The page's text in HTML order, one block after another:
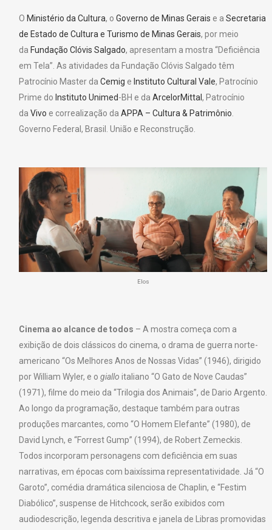
O Ministério da Cultura, o Governo de Minas Gerais e a Secretaria
de Estado de Cultura e Turismo de Minas Gerais, por meio
da Fundação Clóvis Salgado, apresentam a mostra “Deficiência
em Tela”. As atividades da Fundação Clóvis Salgado têm
Patrocínio Master da Cemig e Instituto Cultural Vale, Patrocínio
Prime do Instituto Unimed-BH e da ArcelorMittal , Patrocínio
da Vivo e correalização da APPA – Cultura & Patrimônio
Governo Federal, Brasil. União e Reconstrução.
Elos
Cinema ao alcance de todos – A mostra começa com a
exibição de dois clássicos do cinema, o drama de guerra norte-
americano “Os Melhores Anos de Nossas Vidas” (1946), dirigido
por William Wyler, e o giallo italiano “O Gato de Nove Caudas”
(1971), filme do meio da “Trilogia dos Animais”, de Dario Argento.
Ao longo da programação, destaque também para outras
produções marcantes, como “O Homem Elefante” (1980), de
David Lynch, e “Forrest Gump” (1994), de Robert Zemeckis.
Todos incorporam personagens com deficiência em suas
narrativas, em épocas com baixíssima representatividade. Já “O
Garoto”, comédia dramática silenciosa de Chaplin, e “Festim
Diabólico”, suspense de Hitchcock, serão exibidos com
audiodescrição, legenda descritiva e janela de Libras promovidas